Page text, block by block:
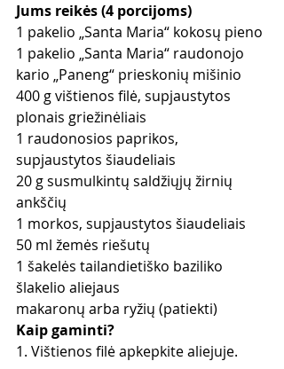
Jums reikės (4 porcijoms)
1 pakelio „Santa Maria“ kokosų pieno
1 pakelio „Santa Maria“ raudonojo
kario „Paneng“ prieskonių mišinio
400 g vištienos filė, supjaustytos
plonais griežinėliais
1 raudonosios paprikos,
supjaustytos šiaudeliais
20 g susmulkintų saldžiųjų žirnių
ankščių
1 morkos, supjaustytos šiaudeliais
50 ml žemės riešutų
1 šakelės tailandietiško baziliko
šlakelio aliejaus
makaronų arba ryžių (patiekti)
Kaip gaminti?
1. Vištienos filė apkepkite aliejuje.